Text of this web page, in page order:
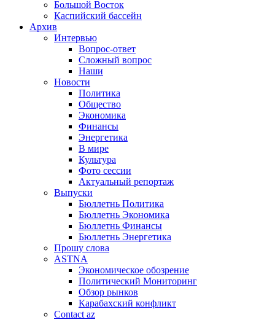
Большой Восток
Каспийский бассейн
Архив
Интервью
Вопрос-ответ
Сложный вопрос
Наши
Новости
Политика
Общество
Экономика
Финансы
Энергетика
В мире
Культура
Фото сессии
Актуальный репортаж
Выпуски
Бюллетнь Политика
Бюллетнь Экономика
Бюллетнь Финансы
Бюллетнь Энергетика
Прошу слова
ASTNA
Экономическое обозрение
Политический Мониторинг
Обзор рынков
Карабахский конфликт
Contact az